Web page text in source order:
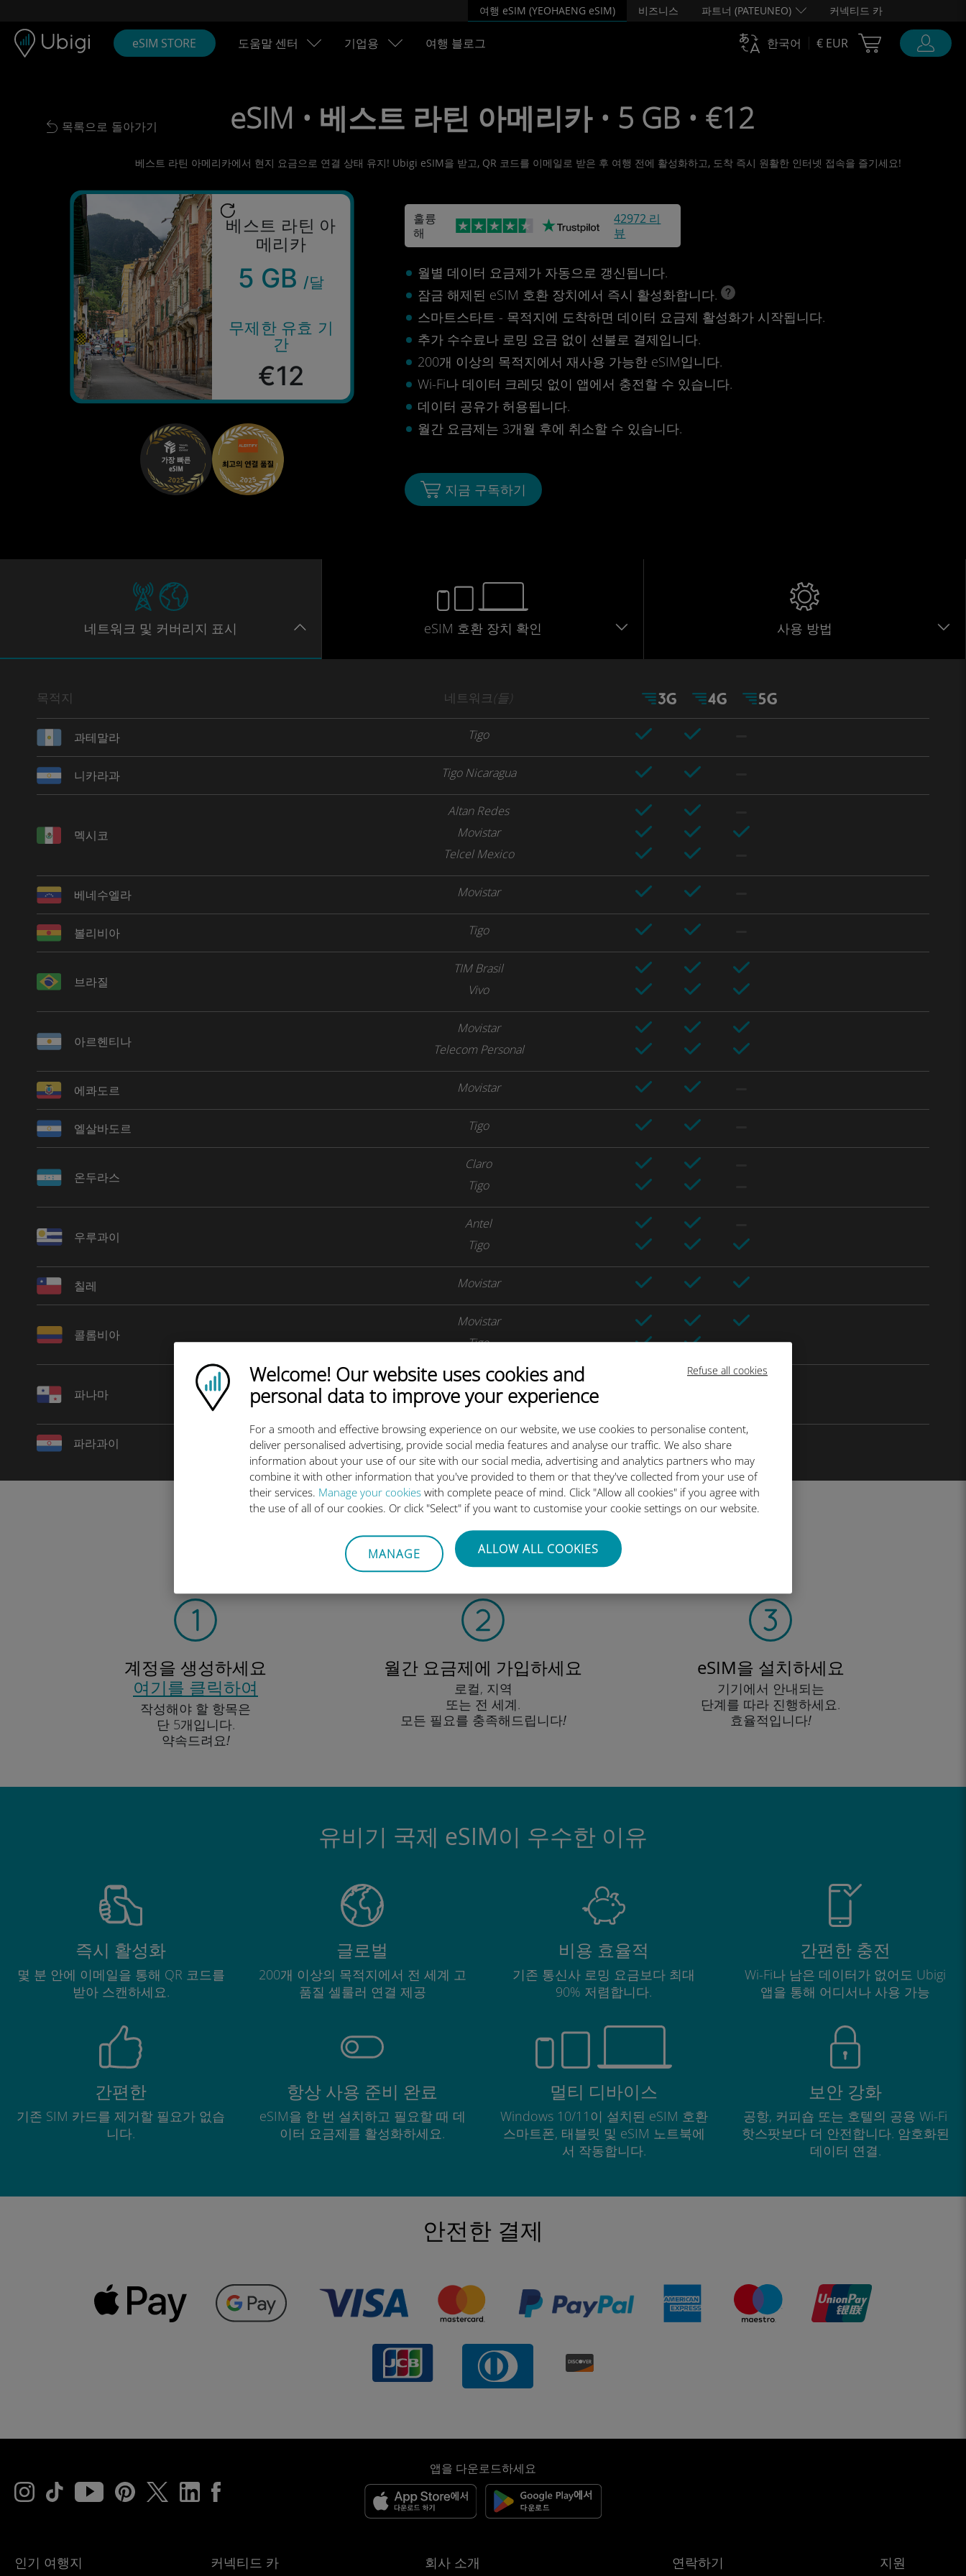
Refuse all cookies
Ubigi logo
Welcome! Our website uses cookies and
personal data to improve your experience
For a smooth and effective browsing experience on our website, we use cookies to personalise content,
deliver personalised advertising, provide social media features and analyse our traffic. We also share
information about your use of our site with our social media, advertising and analytics partners who may
combine it with other information that you've provided to them or that they've collected from your use of
their services. Manage your cookies with complete peace of mind. Click "Allow all cookies" if you agree with
the use of all of our cookies. Or click "Select" if you want to customise your cookie settings on our website.
MANAGE ALLOW ALL COOKIES
여행 eSIM (YEOHAENG eSIM) 비즈니스 파트너 (PATEUNEO) 커넥티드 카
eSIM STORE 도움말 센터 기업용 여행 블로그 한국어 € EUR Cart Ubigi
Back to list
목록으로 돌아가기 eSIM • 베스트 라틴 아메리카 • 5 GB • €12
베스트 라틴 아메리카에서 현지 요금으로 연결 상태 유지! Ubigi eSIM을 받고, QR 코드를 이메일로 받은 후 여행 전에 활성화하고, 도착 즉시 원활한 인터넷 접속을 즐기세요!
베스트 라틴 아
메리카
5 GB /달
무제한 유효 기
간
€12
훌륭
해
42972 리
뷰
월별 데이터 요금제가 자동으로 갱신됩니다.
잠금 해제된 eSIM 호환 장치에서 즉시 활성화합니다.
스마트스타트 - 목적지에 도착하면 데이터 요금제 활성화가 시작됩니다.
추가 수수료나 로밍 요금 없이 선불로 결제입니다.
200개 이상의 목적지에서 재사용 가능한 eSIM입니다.
Wi-Fi나 데이터 크레딧 없이 앱에서 충전할 수 있습니다.
데이터 공유가 허용됩니다.
월간 요금제는 3개월 후에 취소할 수 있습니다.
지금 구독하기
네트워크 및 커버리지 표시 eSIM 호환 장치 확인 사용 방법
목적지 네트워크(들)
과테말라 Tigo
니카라과 Tigo Nicaragua
멕시코
Altan Redes
Movistar
Telcel Mexico
베네수엘라 Movistar
볼리비아 Tigo
브라질
TIM Brasil
Vivo
아르헨티나
Movistar
Telecom Personal
에콰도르 Movistar
엘살바도르 Tigo
온두라스
Claro
Tigo
우루과이
Antel
Tigo
칠레 Movistar
콜롬비아
Movistar
Tigo
파나마
Liberty
Tigo Panama
파라과이 Tigo
Ubigi는 어떻게 시작하나요?
계정을 생성하세요
여기를 클릭하여
작성해야 할 항목은
단 5개입니다.
약속드려요!
월간 요금제에 가입하세요
로컬, 지역
또는 전 세계.
모든 필요를 충족해드립니다!
eSIM을 설치하세요
기기에서 안내되는
단계를 따라 진행하세요.
효율적입니다!
유비기 국제 eSIM이 우수한 이유
즉시 활성화
몇 분 안에 이메일을 통해 QR 코드를
받아 스캔하세요.
글로벌
200개 이상의 목적지에서 전 세계 고
품질 셀룰러 연결 제공
비용 효율적
기존 통신사 로밍 요금보다 최대
90% 저렴합니다.
간편한 충전
Wi-Fi나 남은 데이터가 없어도 Ubigi
앱을 통해 어디서나 사용 가능
간편한
기존 SIM 카드를 제거할 필요가 없습
니다.
항상 사용 준비 완료
eSIM을 한 번 설치하고 필요할 때 데
이터 요금제를 활성화하세요.
멀티 디바이스
Windows 10/11이 설치된 eSIM 호환
스마트폰, 태블릿 및 eSIM 노트북에
서 작동합니다.
보안 강화
공항, 커피숍 또는 호텔의 공용 Wi-Fi
핫스팟보다 더 안전합니다. 암호화된
데이터 연결.
안전한 결제
앱을 다운로드하세요
인기 여행지 커넥티드 카 회사 소개 연락하기 지원